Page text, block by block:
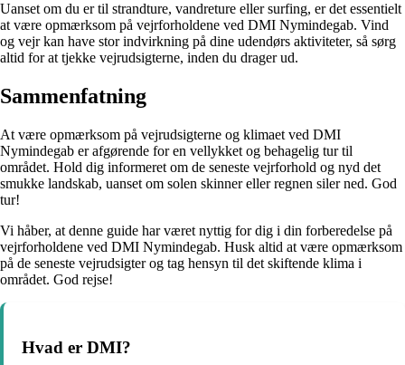
Uanset om du er til strandture, vandreture eller surfing, er det essentielt
at være opmærksom på vejrforholdene ved DMI Nymindegab. Vind
og vejr kan have stor indvirkning på dine udendørs aktiviteter, så sørg
altid for at tjekke vejrudsigterne, inden du drager ud.
Sammenfatning
At være opmærksom på vejrudsigterne og klimaet ved DMI
Nymindegab er afgørende for en vellykket og behagelig tur til
området. Hold dig informeret om de seneste vejrforhold og nyd det
smukke landskab, uanset om solen skinner eller regnen siler ned. God
tur!
Vi håber, at denne guide har været nyttig for dig i din forberedelse på
vejrforholdene ved DMI Nymindegab. Husk altid at være opmærksom
på de seneste vejrudsigter og tag hensyn til det skiftende klima i
området. God rejse!
Hvad er DMI?